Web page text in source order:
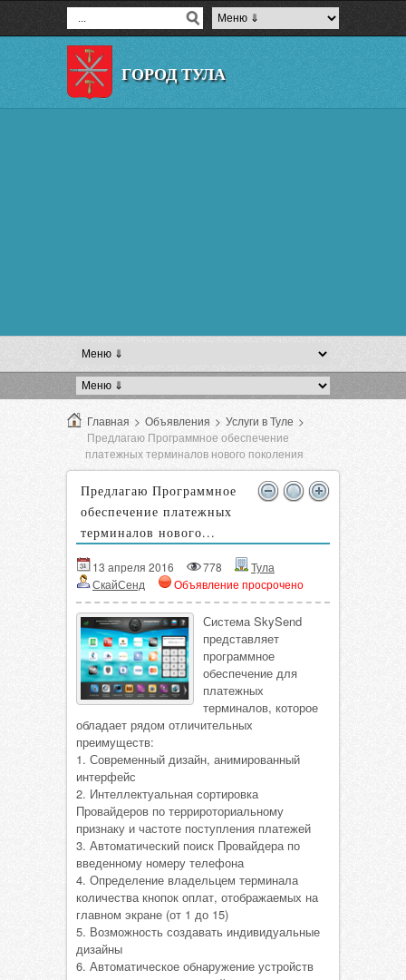
ГОРОД ТУЛА
Главная > Объявления > Услуги в Туле >
Предлагаю Программное обеспечение
платежных терминалов нового поколения
Предлагаю Программное
обеспечение платежных
терминалов нового...
13 апреля 2016 778
Тула
СкайСенд
Объявление просрочено
Система SkySend
представляет
программное
обеспечение для
платежных
терминалов, которое
обладает рядом отличительных
преимуществ:
1. Современный дизайн, анимированный
интерфейс
2. Интеллектуальная сортировка
Провайдеров по террироториальному
признаку и частоте поступления платежей
3. Автоматический поиск Провайдера по
введенному номеру телефона
4. Определение владельцем терминала
количества кнопок оплат, отображаемых на
главном экране (от 1 до 15)
5. Возможность создавать индивидуальные
дизайны
6. Автоматическое обнаружение устройств